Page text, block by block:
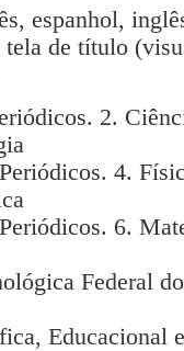
espanhol,
de título
2.
4.
6.
Federal
Educacional